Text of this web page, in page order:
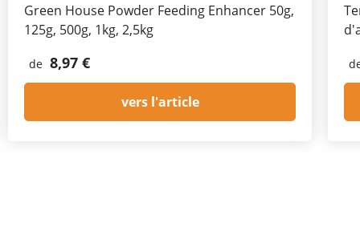
Green House Powder Feeding Enhancer 50g,
125g, 500g, 1kg, 2,5kg
de 8,97 €
vers l'article